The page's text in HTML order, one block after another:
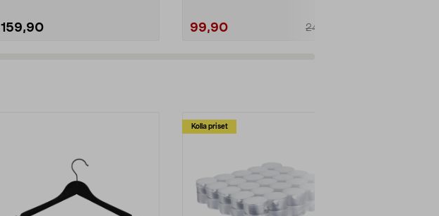
159,90 99,90 249,00
Kolla priset